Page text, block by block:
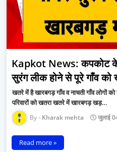
Kapkot News: कपकोट के
सुरंग लीक होने से पूरे गाँव
खतरे में है खारबगड़ गाँव व नाचती गाँव लोगों
परिवारों को खतरा खतरे में खारबगड़ खड़…
Kharak mehta जुलाई
Read more »